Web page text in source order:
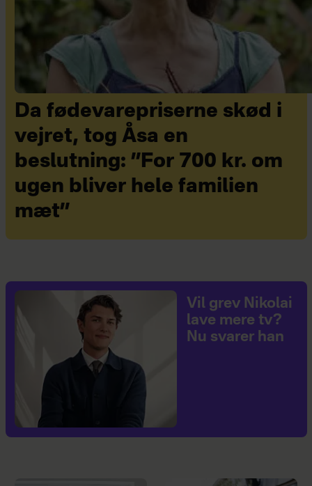
Da fødevarepriserne skød i
vejret, tog Åsa en
beslutning: ”For 700 kr. om
ugen bliver hele familien
mæt”
Vil grev Nikolai
lave mere tv?
Nu svarer han